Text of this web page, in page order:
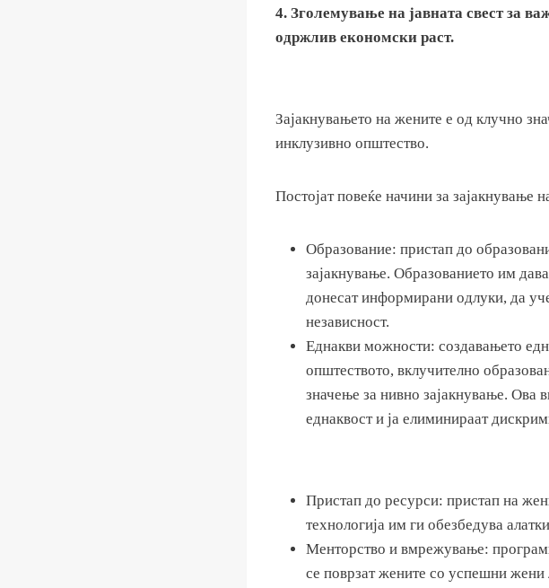
4. Зголемување на јавната свест за
одржлив економски раст.
Зајакнувањето на жените е од клучно
инклузивно општество.
Постојат повеќе начини за зајакнување
Образование: пристап до
зајакнување. Образованието им
донесат информирани одлуки, да
независност.
Еднакви можности: создавањето
општеството, вклучително
значење за нивно зајакнување. Ова
еднаквост и ја елиминираат
Пристап до ресурси: пристап на
технологија им ги обезбедува
Менторство и вмрежување:
се поврзат жените со успешни жени